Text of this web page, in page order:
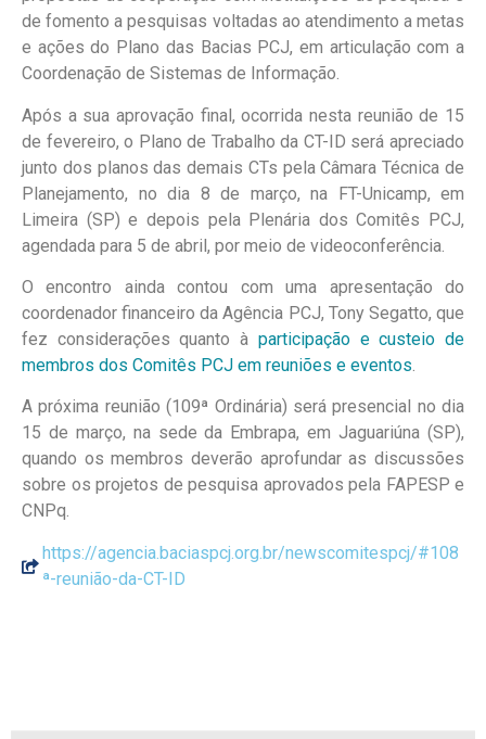
de fomento a pesquisas voltadas ao atendimento a metas
e ações do Plano das Bacias PCJ, em articulação com a
Coordenação de Sistemas de Informação.
Após a sua aprovação final, ocorrida nesta reunião de 15
de fevereiro, o Plano de Trabalho da CT-ID será apreciado
junto dos planos das demais CTs pela Câmara Técnica de
Planejamento, no dia 8 de março, na FT-Unicamp, em
Limeira (SP) e depois pela Plenária dos Comitês PCJ,
agendada para 5 de abril, por meio de videoconferência.
O encontro ainda contou com uma apresentação do
coordenador financeiro da Agência PCJ, Tony Segatto, que
fez considerações quanto à participação e custeio de
membros dos Comitês PCJ em reuniões e eventos.
A próxima reunião (109ª Ordinária) será presencial no dia
15 de março, na sede da Embrapa, em Jaguariúna (SP),
quando os membros deverão aprofundar as discussões
sobre os projetos de pesquisa aprovados pela FAPESP e
CNPq.
https://agencia.baciaspcj.org.br/newscomitespcj/#108
ª-reunião-da-CT-ID